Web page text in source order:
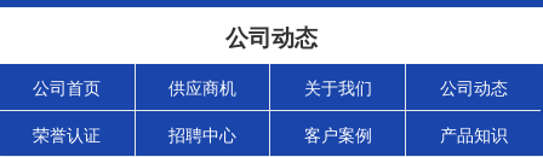
公司动态
公司首页 供应商机 关于我们 公司动态
荣誉认证 招聘中心 客户案例 产品知识